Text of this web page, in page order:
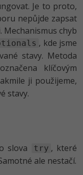
Je to proto,
nepůjde zapsat
chyb
, kde jsme
stavy. Metoda
klíčovým
ji použijeme,
stavy.
slova try , které
ale nestačí.